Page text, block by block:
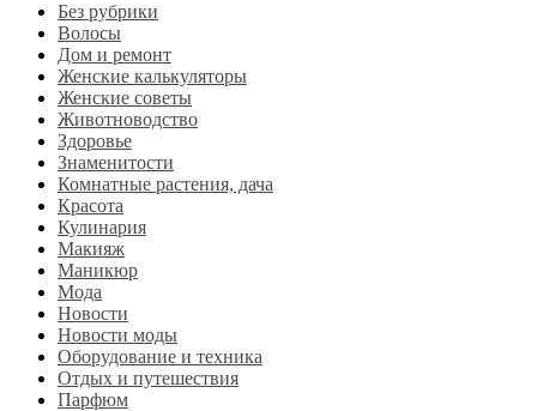
Без рубрики
Волосы
Дом и ремонт
Женские калькуляторы
Женские советы
Животноводство
Здоровье
Знаменитости
Комнатные растения, дача
Красота
Кулинария
Макияж
Маникюр
Мода
Новости
Новости моды
Оборудование и техника
Отдых и путешествия
Парфюм